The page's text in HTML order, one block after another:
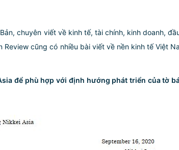
chuyên viết về kinh tế, tài chính, kinh doanh,
cũng có nhiều bài viết về nền kinh tế Việt
để phù hợp với định hướng phát triển của tờ